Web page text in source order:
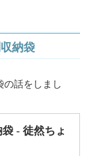
納袋
の話をしまし
- 徒然ちょ